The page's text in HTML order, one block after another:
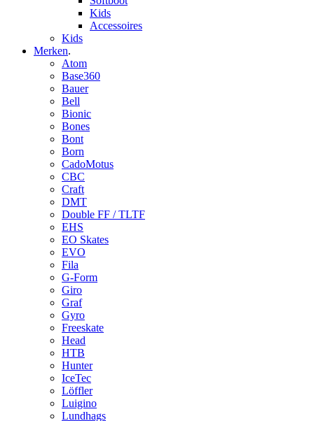
Kids
Accessoires
Kids
Merken.
Atom
Base360
Bauer
Bell
Bionic
Bones
Bont
Born
CadoMotus
CBC
Craft
DMT
Double FF / TLTF
EHS
EO Skates
EVO
Fila
G-Form
Giro
Graf
Gyro
Freeskate
Head
HTB
Hunter
IceTec
Löffler
Luigino
Lundhags